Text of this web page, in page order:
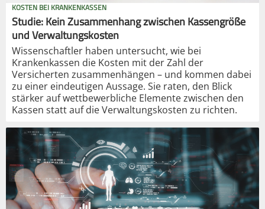
KOSTEN BEI KRANKENKASSEN
Studie: Kein Zusammenhang zwischen Kassengröße
und Verwaltungskosten
Wissenschaftler haben untersucht, wie bei
Krankenkassen die Kosten mit der Zahl der
Versicherten zusammenhängen – und kommen dabei
zu einer eindeutigen Aussage. Sie raten, den Blick
stärker auf wettbewerbliche Elemente zwischen den
Kassen statt auf die Verwaltungskosten zu richten.